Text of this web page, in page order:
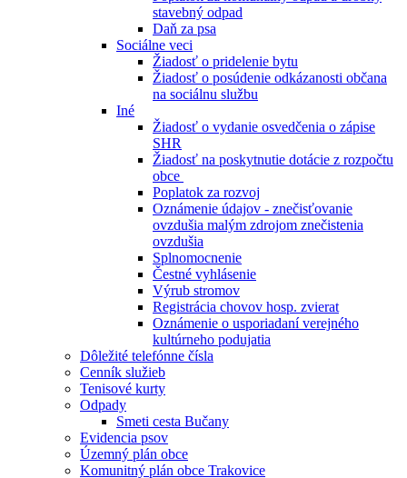
stavebný odpad
Daň za psa
Sociálne veci
Žiadosť o pridelenie bytu
Žiadosť o posúdenie odkázanosti občana
na sociálnu službu
Iné
Žiadosť o vydanie osvedčenia o zápise
SHR
Žiadosť na poskytnutie dotácie z rozpočtu
obce
Poplatok za rozvoj
Oznámenie údajov - znečisťovanie
ovzdušia malým zdrojom znečistenia
ovzdušia
Splnomocnenie
Čestné vyhlásenie
Výrub stromov
Registrácia chovov hosp. zvierat
Oznámenie o usporiadaní verejného
kultúrneho podujatia
Dôležité telefónne čísla
Cenník služieb
Tenisové kurty
Odpady
Smeti cesta Bučany
Evidencia psov
Územný plán obce
Komunitný plán obce Trakovice